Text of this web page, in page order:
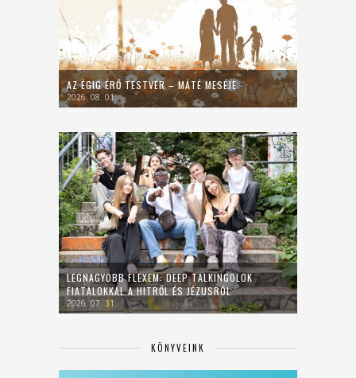
AZ ÉGIG ÉRŐ TESTVÉR – MÁTÉ MESÉJE
2026. 08. 01.
LEGNAGYOBB FLEXEM: DEEP TALKINGOLOK
FIATALOKKAL A HITRŐL ÉS JÉZUSRÓL
2026. 07. 31.
KÖNYVEINK